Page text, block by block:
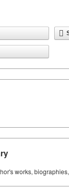
works,